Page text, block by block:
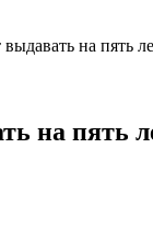
на пять
на пять